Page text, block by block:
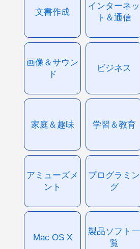
文書作成
インターネッ
ト＆通信
画像＆サウン
ド
ビジネス
家庭＆趣味 学習＆教育
アミューズメ
ント
プログラミン
グ
Mac OS X
製品ソフト一
覧